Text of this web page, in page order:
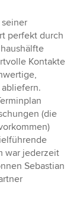
perfekt durch
Kontakte
(die
war jederzeit
Sebastian